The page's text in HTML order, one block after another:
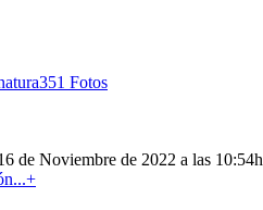
1 Fotos
de Noviembre de 2022 a las 10:54h